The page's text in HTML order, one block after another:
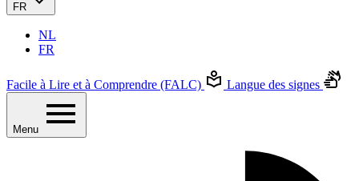
FR
NL
FR
Facile à Lire et à Comprendre (FALC) Langue des signes
Menu